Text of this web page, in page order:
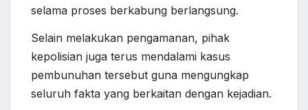
selama proses berkabung berlangsung.
Selain melakukan pengamanan, pihak
kepolisian juga terus mendalami kasus
pembunuhan tersebut guna mengungkap
seluruh fakta yang berkaitan dengan kejadian.